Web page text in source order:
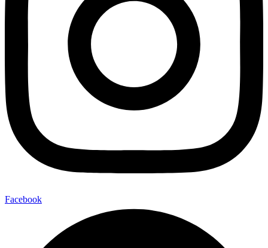
Facebook